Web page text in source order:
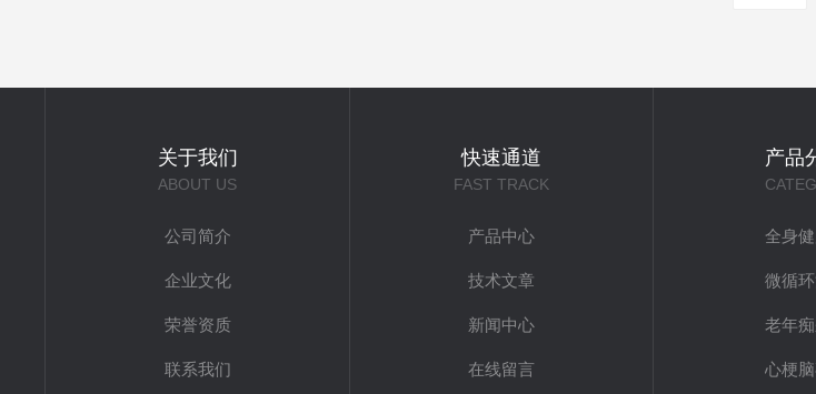
关于我们
ABOUT US
公司简介
企业文化
荣誉资质
联系我们
快速通道
FAST TRACK
产品中心
技术文章
新闻中心
在线留言
产品
全身
微循
老年
心梗